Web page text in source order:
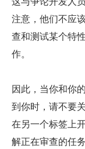
注意，他们不应
查和测试某个特
作。
因此，当你和你
到你时，请不要
在另一个标签上
解正在审查的任